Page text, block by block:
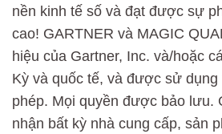
nền kinh tế số và đạt được sự
cao! GARTNER và MAGIC
hiệu của Gartner, Inc. và/hoặc
Kỳ và quốc tế, và được sử
phép. Mọi quyền được bảo lưu.
nhận bất kỳ nhà cung cấp, sản